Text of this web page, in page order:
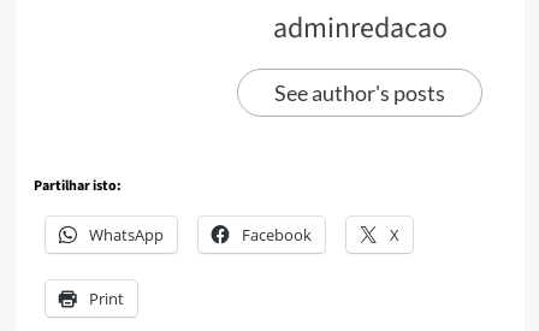
adminredacao
See author's posts
Partilhar isto:
WhatsApp Facebook X
Print